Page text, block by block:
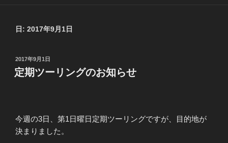
日: 2017年9月1日
投
稿
日:
2017年9月1日
定期ツーリングのお知らせ
今週の3日、第1日曜日定期ツーリングですが、目的地が
決まりました。